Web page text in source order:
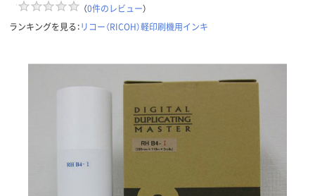
（0件のレビュー）
ランキングを見る：リコー（RICOH）軽印刷機用インキ